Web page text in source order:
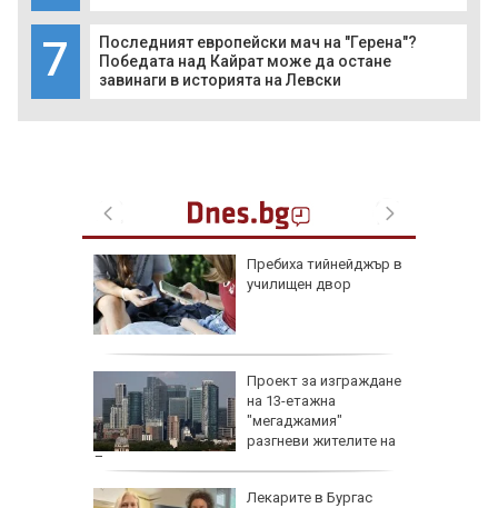
7
Последният европейски мач на "Герена"?
Победата над Кайрат може да остане
завинаги в историята на Левски
Пребиха тийнейджър в
училищен двор
Проект за изграждане
на 13-етажна
"мегаджамия"
разгневи жителите на
Лондон
Лекарите в Бургас